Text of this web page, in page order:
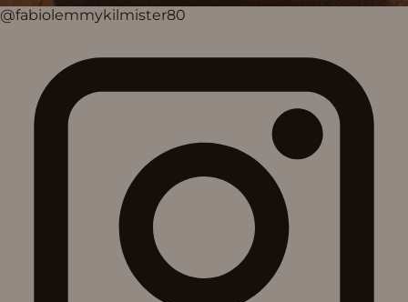
@fabiolemmykilmister80